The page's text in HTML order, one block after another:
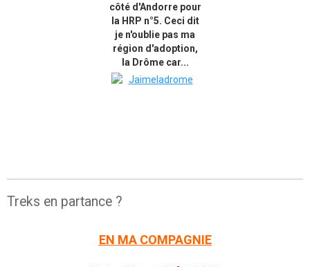
côté d'Andorre pour
la HRP n°5. Ceci dit
je n'oublie pas ma
région d'adoption,
la Drôme car...
Treks en partance ?
EN MA COMPAGNIE